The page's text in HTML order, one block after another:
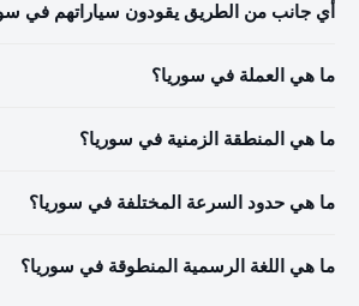
أي جانب من الطريق يقودون سياراتهم في
ما هي العملة في سوريا؟
ما هي المنطقة الزمنية في سوريا؟
ما هي حدود السرعة المختلفة في سوريا؟
ما هي اللغة الرسمية المنطوقة في سوريا؟